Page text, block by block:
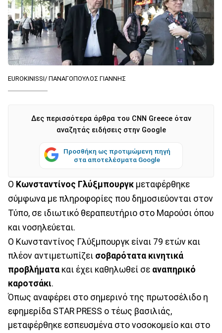
EUROKINISSI/ ΠΑΝΑΓΟΠΟΥΛΟΣ ΓΙΑΝΝΗΣ
Δες περισσότερα άρθρα του CNN Greece όταν
αναζητάς ειδήσεις στην Google
Προσθήκη ως προτιμώμενη πηγή
στα αποτελέσματα Google
Ο Κωνσταντίνος Γλύξμπουργκ μεταφέρθηκε
σύμφωνα με πληροφορίες που δημοσιεύονται στον
Τύπο, σε ιδιωτικό θεραπευτήριο στο Μαρούσι όπου
και νοσηλεύεται.
Ο Κωνσταντίνος Γλύξμπουργκ είναι 79 ετών και
πλέον αντιμετωπίζει σοβαρότατα κινητικά
προβλήματα και έχει καθηλωθεί σε αναπηρικό
καροτσάκι.
Όπως αναφέρει στο σημερινό της πρωτοσέλιδο η
εφημερίδα STAR PRESS ο τέως βασιλιάς,
μεταφέρθηκε εσπευσμένα στο νοσοκομείο και στο